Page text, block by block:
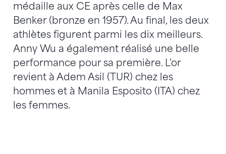
médaille aux CE après celle de Max
Benker (bronze en 1957). Au final, les deux
athlètes figurent parmi les dix meilleurs.
Anny Wu a également réalisé une belle
performance pour sa première. L'or
revient à Adem Asil (TUR) chez les
hommes et à Manila Esposito (ITA) chez
les femmes.